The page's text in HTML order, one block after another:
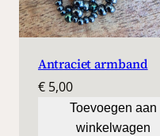
Antraciet armband
€ 5,00
Toevoegen aan
winkelwagen